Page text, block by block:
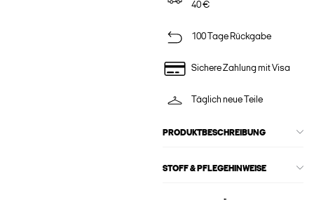
40 €
100 Tage Rückgabe
Sichere Zahlung mit Visa
Täglich neue Teile
PRODUKTBESCHREIBUNG
STOFF & PFLEGEHINWEISE